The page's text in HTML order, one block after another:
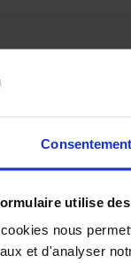
Consentement
utilise
nous
et d'analyser